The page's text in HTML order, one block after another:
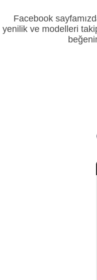
Facebook
yenilik ve modelleri